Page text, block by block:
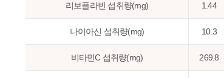
리보플라빈 섭취량(mg) 1.44
나이아신 섭취량(mg) 10.3
비타민C 섭취량(mg) 269.8